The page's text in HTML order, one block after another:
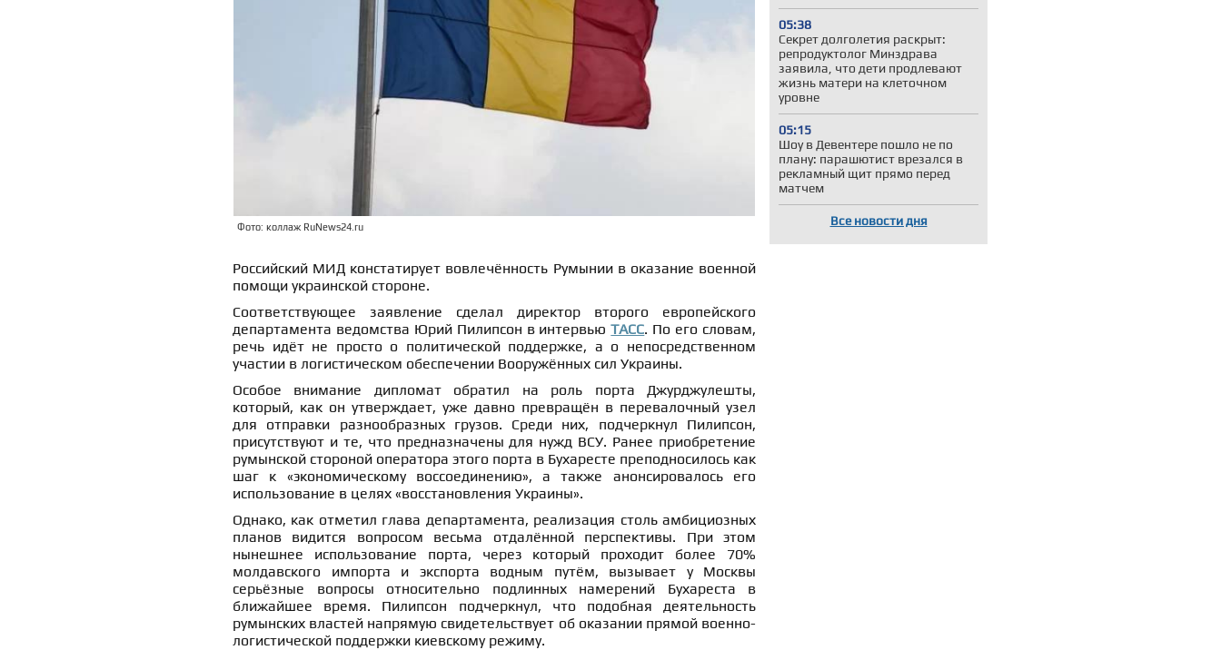
05:38
Секрет долголетия раскрыт:
репродуктолог Минздрава
заявила, что дети продлевают
жизнь матери на клеточном
уровне
05:15
Шоу в Девентере пошло не по
плану: парашютист врезался в
рекламный щит прямо перед
матчем
Все новости дня
Фото: коллаж RuNews24.ru
Российский МИД констатирует вовлечённость Румынии в оказание военной
помощи украинской стороне.
Соответствующее заявление сделал директор второго европейского
департамента ведомства Юрий Пилипсон в интервьюТАСС. По его словам,
речь идёт не просто о политической поддержке, а о непосредственном
участии в логистическом обеспечении Вооружённых сил Украины.
Особое внимание дипломат обратил на роль порта Джурджулешты,
который, как он утверждает, уже давно превращён в перевалочный узел
для отправки разнообразных грузов. Среди них, подчеркнул Пилипсон,
присутствуют и те, что предназначены для нужд ВСУ. Ранее приобретение
румынской стороной оператора этого порта в Бухаресте преподносилось как
шаг к «экономическому воссоединению», а также анонсировалось его
использование в целях «восстановления Украины».
Однако, как отметил глава департамента, реализация столь амбициозных
планов видится вопросом весьма отдалённой перспективы. При этом
нынешнее использование порта, через который проходит более 70%
молдавского импорта и экспорта водным путём, вызывает у Москвы
серьёзные вопросы относительно подлинных намерений Бухареста в
ближайшее время. Пилипсон подчеркнул, что подобная деятельность
румынских властей напрямую свидетельствует об оказании прямой военно-
логистической поддержки киевскому режиму.